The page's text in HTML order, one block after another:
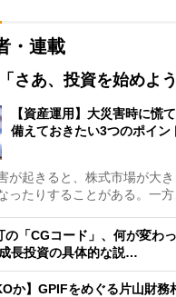
・連載
さあ、投資を始めよう
【資産運用】大災害時に慌
備えておきたい3つのポイ
が起きると、株式市場が大
ったりすることがある。一方
の「CGコード」、何が変わ
長投資の具体的な説…
か】GPIFをめぐる片山財